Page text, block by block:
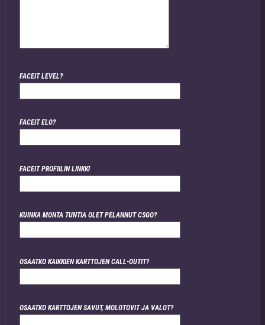
FACEIT LEVEL?
FACEIT ELO?
FACEIT PROFIILIN LINKKI
KUINKA MONTA TUNTIA OLET PELANNUT CSGO?
OSAATKO KAIKKIEN KARTTOJEN CALL-OUTIT?
OSAATKO KARTTOJEN SAVUT, MOLOTOVIT JA VALOT?